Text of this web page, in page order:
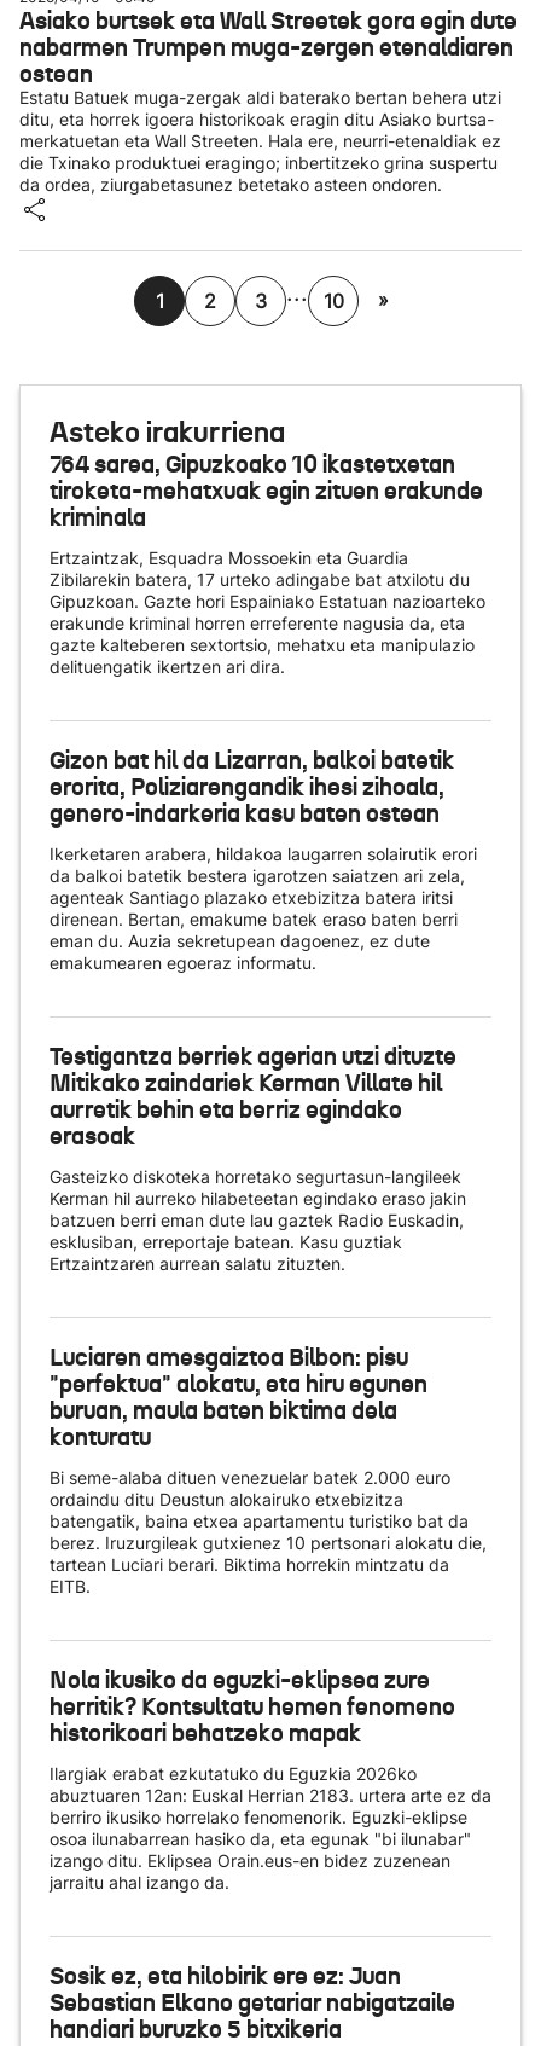
Asiako burtsek eta Wall Streetek gora egin dute
nabarmen Trumpen muga-zergen etenaldiaren
ostean
Estatu Batuek muga-zergak aldi baterako bertan behera utzi
ditu, eta horrek igoera historikoak eragin ditu Asiako burtsa-
merkatuetan eta Wall Streeten. Hala ere, neurri-etenaldiak ez
die Txinako produktuei eragingo; inbertitzeko grina suspertu
da ordea, ziurgabetasunez betetako asteen ondoren.
1 2 3 ... 10 »
Asteko irakurriena
764 sarea, Gipuzkoako 10 ikastetxetan
tiroketa-mehatxuak egin zituen erakunde
kriminala
Ertzaintzak, Esquadra Mossoekin eta Guardia
Zibilarekin batera, 17 urteko adingabe bat atxilotu du
Gipuzkoan. Gazte hori Espainiako Estatuan nazioarteko
erakunde kriminal horren erreferente nagusia da, eta
gazte kalteberen sextortsio, mehatxu eta manipulazio
delituengatik ikertzen ari dira.
Gizon bat hil da Lizarran, balkoi batetik
erorita, Poliziarengandik ihesi zihoala,
genero-indarkeria kasu baten ostean
Ikerketaren arabera, hildakoa laugarren solairutik erori
da balkoi batetik bestera igarotzen saiatzen ari zela,
agenteak Santiago plazako etxebizitza batera iritsi
direnean. Bertan, emakume batek eraso baten berri
eman du. Auzia sekretupean dagoenez, ez dute
emakumearen egoeraz informatu.
Testigantza berriek agerian utzi dituzte
Mitikako zaindariek Kerman Villate hil
aurretik behin eta berriz egindako
erasoak
Gasteizko diskoteka horretako segurtasun-langileek
Kerman hil aurreko hilabeteetan egindako eraso jakin
batzuen berri eman dute lau gaztek Radio Euskadin,
esklusiban, erreportaje batean. Kasu guztiak
Ertzaintzaren aurrean salatu zituzten.
Luciaren amesgaiztoa Bilbon: pisu
"perfektua" alokatu, eta hiru egunen
buruan, maula baten biktima dela
konturatu
Bi seme-alaba dituen venezuelar batek 2.000 euro
ordaindu ditu Deustun alokairuko etxebizitza
batengatik, baina etxea apartamentu turistiko bat da
berez. Iruzurgileak gutxienez 10 pertsonari alokatu die,
tartean Luciari berari. Biktima horrekin mintzatu da
EITB.
Nola ikusiko da eguzki-eklipsea zure
herritik? Kontsultatu hemen fenomeno
historikoari behatzeko mapak
Ilargiak erabat ezkutatuko du Eguzkia 2026ko
abuztuaren 12an: Euskal Herrian 2183. urtera arte ez da
berriro ikusiko horrelako fenomenorik. Eguzki-eklipse
osoa ilunabarrean hasiko da, eta egunak "bi ilunabar"
izango ditu. Eklipsea Orain.eus-en bidez zuzenean
jarraitu ahal izango da.
Sosik ez, eta hilobirik ere ez: Juan
Sebastian Elkano getariar nabigatzaile
handiari buruzko 5 bitxikeria